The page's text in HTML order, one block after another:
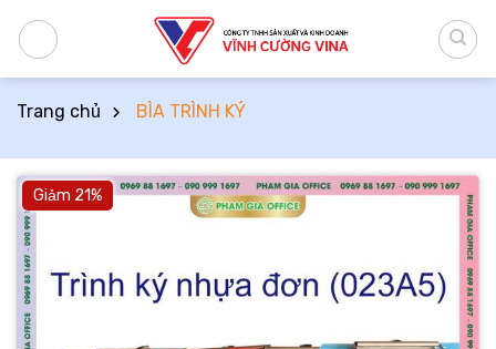
qua
Trang chủ
BÌA TRÌNH KÝ
Giảm 21%